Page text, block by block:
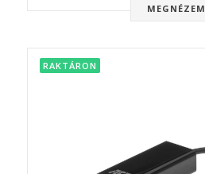
MEGNÉZEM
RAKTÁRON